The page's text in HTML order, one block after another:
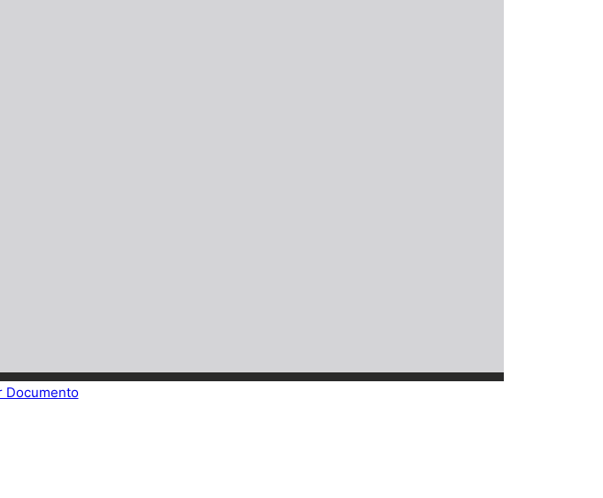
Documento